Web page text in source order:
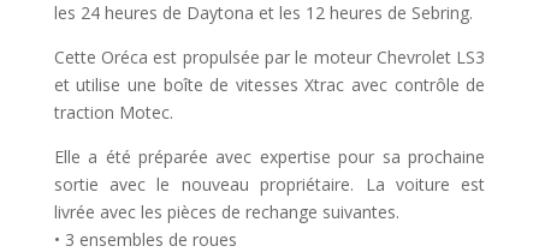
les 24 heures de Daytona et les 12 heures de Sebring.
Cette Oréca est propulsée par le moteur Chevrolet LS3
et utilise une boîte de vitesses Xtrac avec contrôle de
traction Motec.
Elle a été préparée avec expertise pour sa prochaine
sortie avec le nouveau propriétaire. La voiture est
livrée avec les pièces de rechange suivantes.
• 3 ensembles de roues